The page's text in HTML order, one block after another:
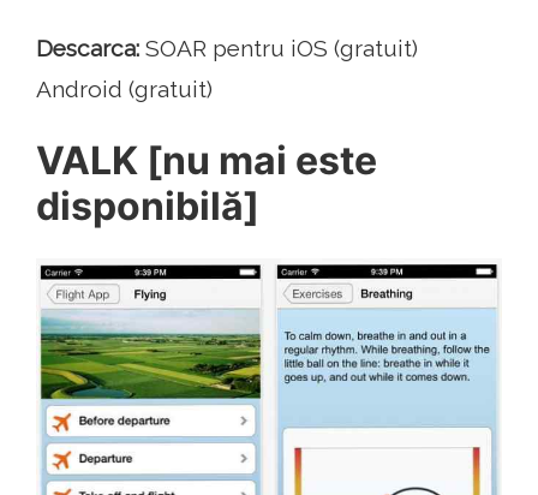
Descarca: SOAR pentru iOS (gratuit)
Android (gratuit)
VALK [nu mai este
disponibilă]